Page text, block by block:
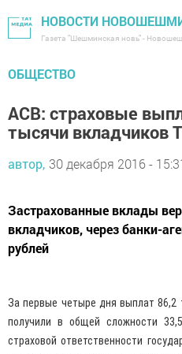
НОВОСТИ
Газета "Шешминская новь" -
ОБЩЕСТВО
АСВ: страховые
тысячи вкладчиков
автор, 30 декабря 2016 -
Застрахованные вклады
вкладчиков, через банки-
рублей
За первые четыре дня выплат 86,2
получили в общей сложности
страховой ответственности